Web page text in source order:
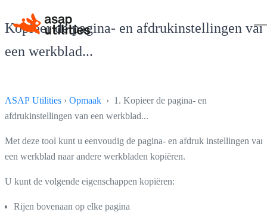
Kopieer de pagina- en afdrukinstellingen van
een werkblad...
ASAP Utilities › Opmaak › 1. Kopieer de pagina- en
afdrukinstellingen van een werkblad...
Met deze tool kunt u eenvoudig de pagina- en afdruk instellingen van
een werkblad naar andere werkbladen kopiëren.
U kunt de volgende eigenschappen kopiëren:
Rijen bovenaan op elke pagina